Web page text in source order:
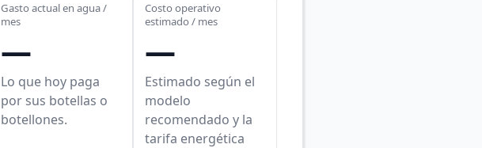
Gasto actual en agua /
mes
—
Lo que hoy paga
por sus botellas o
botellones.
Costo operativo
estimado / mes
—
Estimado según el
modelo
recomendado y la
tarifa energética